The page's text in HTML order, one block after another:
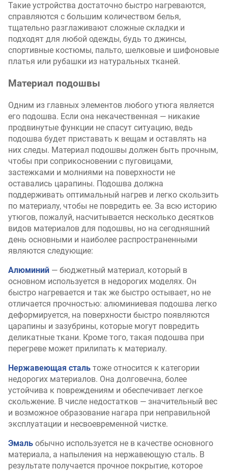
Такие устройства достаточно быстро нагреваются,
справляются с большим количеством белья,
тщательно разглаживают сложные складки и
подходят для любой одежды, будь то джинсы,
спортивные костюмы, пальто, шелковые и шифоновые
платья или рубашки из натуральных тканей.
Материал подошвы
Одним из главных элементов любого утюга является
его подошва. Если она некачественная — никакие
продвинутые функции не спасут ситуацию, ведь
подошва будет приставать к вещам и оставлять на
них следы. Материал подошвы должен быть прочным,
чтобы при соприкосновении с пуговицами,
застежками и молниями на поверхности не
оставались царапины. Подошва должна
поддерживать оптимальный нагрев и легко скользить
по материалу, чтобы не повредить ее. За всю историю
утюгов, пожалуй, насчитывается несколько десятков
видов материалов для подошвы, но на сегодняшний
день основными и наиболее распространенными
являются следующие:
Алюминий — бюджетный материал, который в
основном используется в недорогих моделях. Он
быстро нагревается и так же быстро остывает, но не
отличается прочностью: алюминиевая подошва легко
деформируется, на поверхности быстро появляются
царапины и зазубрины, которые могут повредить
деликатные ткани. Кроме того, такая подошва при
перегреве может прилипать к материалу.
Нержавеющая сталь тоже относится к категории
недорогих материалов. Она долговечна, более
устойчива к повреждениям и обеспечивает легкое
скольжение. В числе недостатков — значительный вес
и возможное образование нагара при неправильной
эксплуатации и несвоевременной чистке.
Эмаль обычно используется не в качестве основного
материала, а напыления на нержавеющую сталь. В
результате получается прочное покрытие, которое